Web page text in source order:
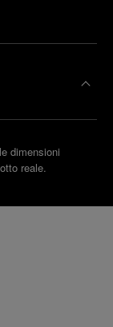
dimensioni
reale.